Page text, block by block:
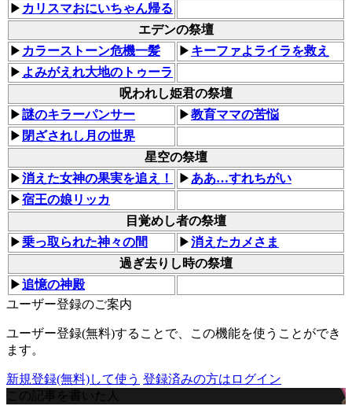
▶ カリスマおにいちゃん帰る
エデンの祭壇
▶ カラーストーン危機一髪 ▶ キーファよライラを救え
▶ よみがえれ大地のトゥーラ
呪われし姫君の祭壇
▶謎のキラーパンサー ▶教育ママの苦悩
▶ 閉ざされし月の世界
星空の祭壇
▶消えた女神の果実を追え！ ▶ ああ…すれちがい
▶宿王の娘リッカ
目覚めし者の祭壇
▶乗っ取られた神々の間 ▶消えたカメさま
過ぎ去りし時の祭壇
▶追憶の神殿
ユーザー登録のご案内
ユーザー登録(無料)することで、この機能を使うことができ
ます。
新規登録(無料)して使う 登録済みの方はログイン
この記事を書いた人